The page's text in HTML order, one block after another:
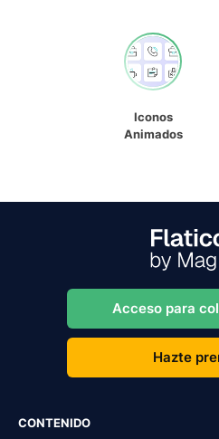
Iconos
Animados
Acceso para
Hazte
CONTENIDO